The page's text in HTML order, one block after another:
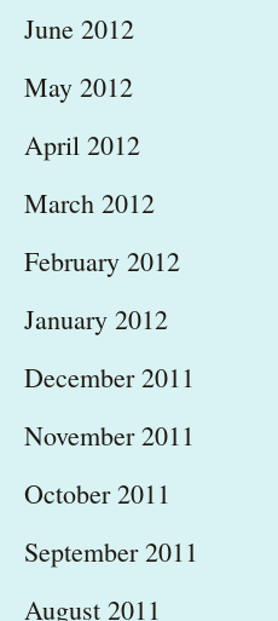
June 2012
May 2012
April 2012
March 2012
February 2012
January 2012
December 2011
November 2011
October 2011
September 2011
August 2011